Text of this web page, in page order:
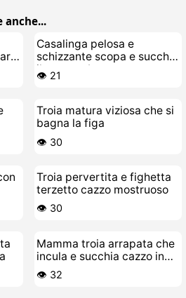
anche...
Casalinga pelosa e
schizzante scopa e succhia
il suo toy-boy
👁️ 21
Troia matura viziosa che si
bagna la figa
👁️ 30
Troia pervertita e fighetta
terzetto cazzo mostruoso
👁️ 30
Mamma troia arrapata che
incula e succhia cazzo in
POV a pecorina
👁️ 32